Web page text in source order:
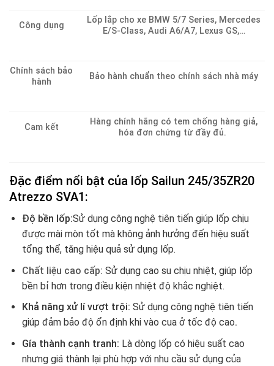
Công dụng
Lốp lắp cho xe BMW 5/7 Series, Mercedes
E/S-Class, Audi A6/A7, Lexus GS,…
Chính sách bảo
hành
Bảo hành chuẩn theo chính sách nhà máy
Cam kết
Hàng chính hãng có tem chống hàng giả,
hóa đơn chứng từ đầy đủ.
Đặc điểm nổi bật của lốp Sailun 245/35ZR20
Atrezzo SVA1:
Độ bền lốp:Sử dụng công nghệ tiên tiến giúp lốp chịu
được mài mòn tốt mà không ảnh hưởng đến hiệu suất
tổng thể, tăng hiệu quả sử dụng lốp.
Chất liệu cao cấp: Sử dụng cao su chịu nhiệt, giúp lốp
bền bỉ hơn trong điều kiện nhiệt độ khắc nghiệt.
Khả năng xử lí vượt trội: Sử dụng công nghệ tiên tiến
giúp đảm bảo độ ổn định khi vào cua ở tốc độ cao.
Gía thành cạnh tranh: Là dòng lốp có hiệu suất cao
nhưng giá thành lại phù hợp với nhu cầu sử dụng của